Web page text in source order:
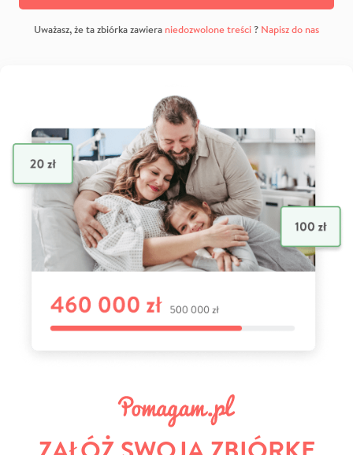
Uważasz, że ta zbiórka zawiera niedozwolone treści? Napisz do nas